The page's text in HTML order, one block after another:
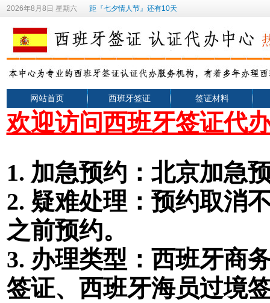
2026年8月8日 星期六 距『七夕情人节』还有10天
网站首页 西班牙签证 签证材料
欢迎访问西班牙签证代
1. 加急预约：北京加急
2. 疑难处理：预约取消
之前预约。
3. 办理类型 ： 西班牙商
签证、西班牙海员过境